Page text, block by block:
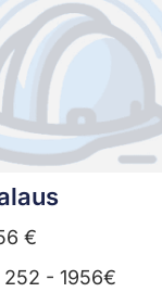
€
- 1956€